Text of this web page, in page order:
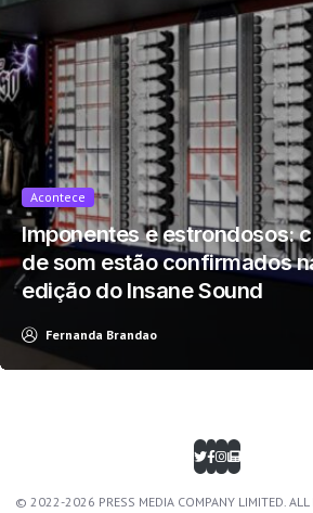
Acontece
Imponentes e estrondosos:
de som estão confirmados
edição do Insane Sound
Fernanda Brandao
© 2022-2026 PRESS MEDIA COMPANY LIMITED. ALL